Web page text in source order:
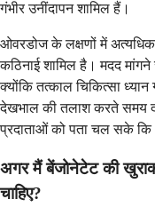
गंभीर उनींदापन शामिल हैं।
ओवरडोज के लक्षणों में
कठिनाई शामिल है। मदद
क्योंकि तत्काल चिकित्सा
देखभाल की तलाश करते समय
प्रदाताओं को पता चल सके कि
अगर मैं बेंजोनेटेट की
चाहिए?